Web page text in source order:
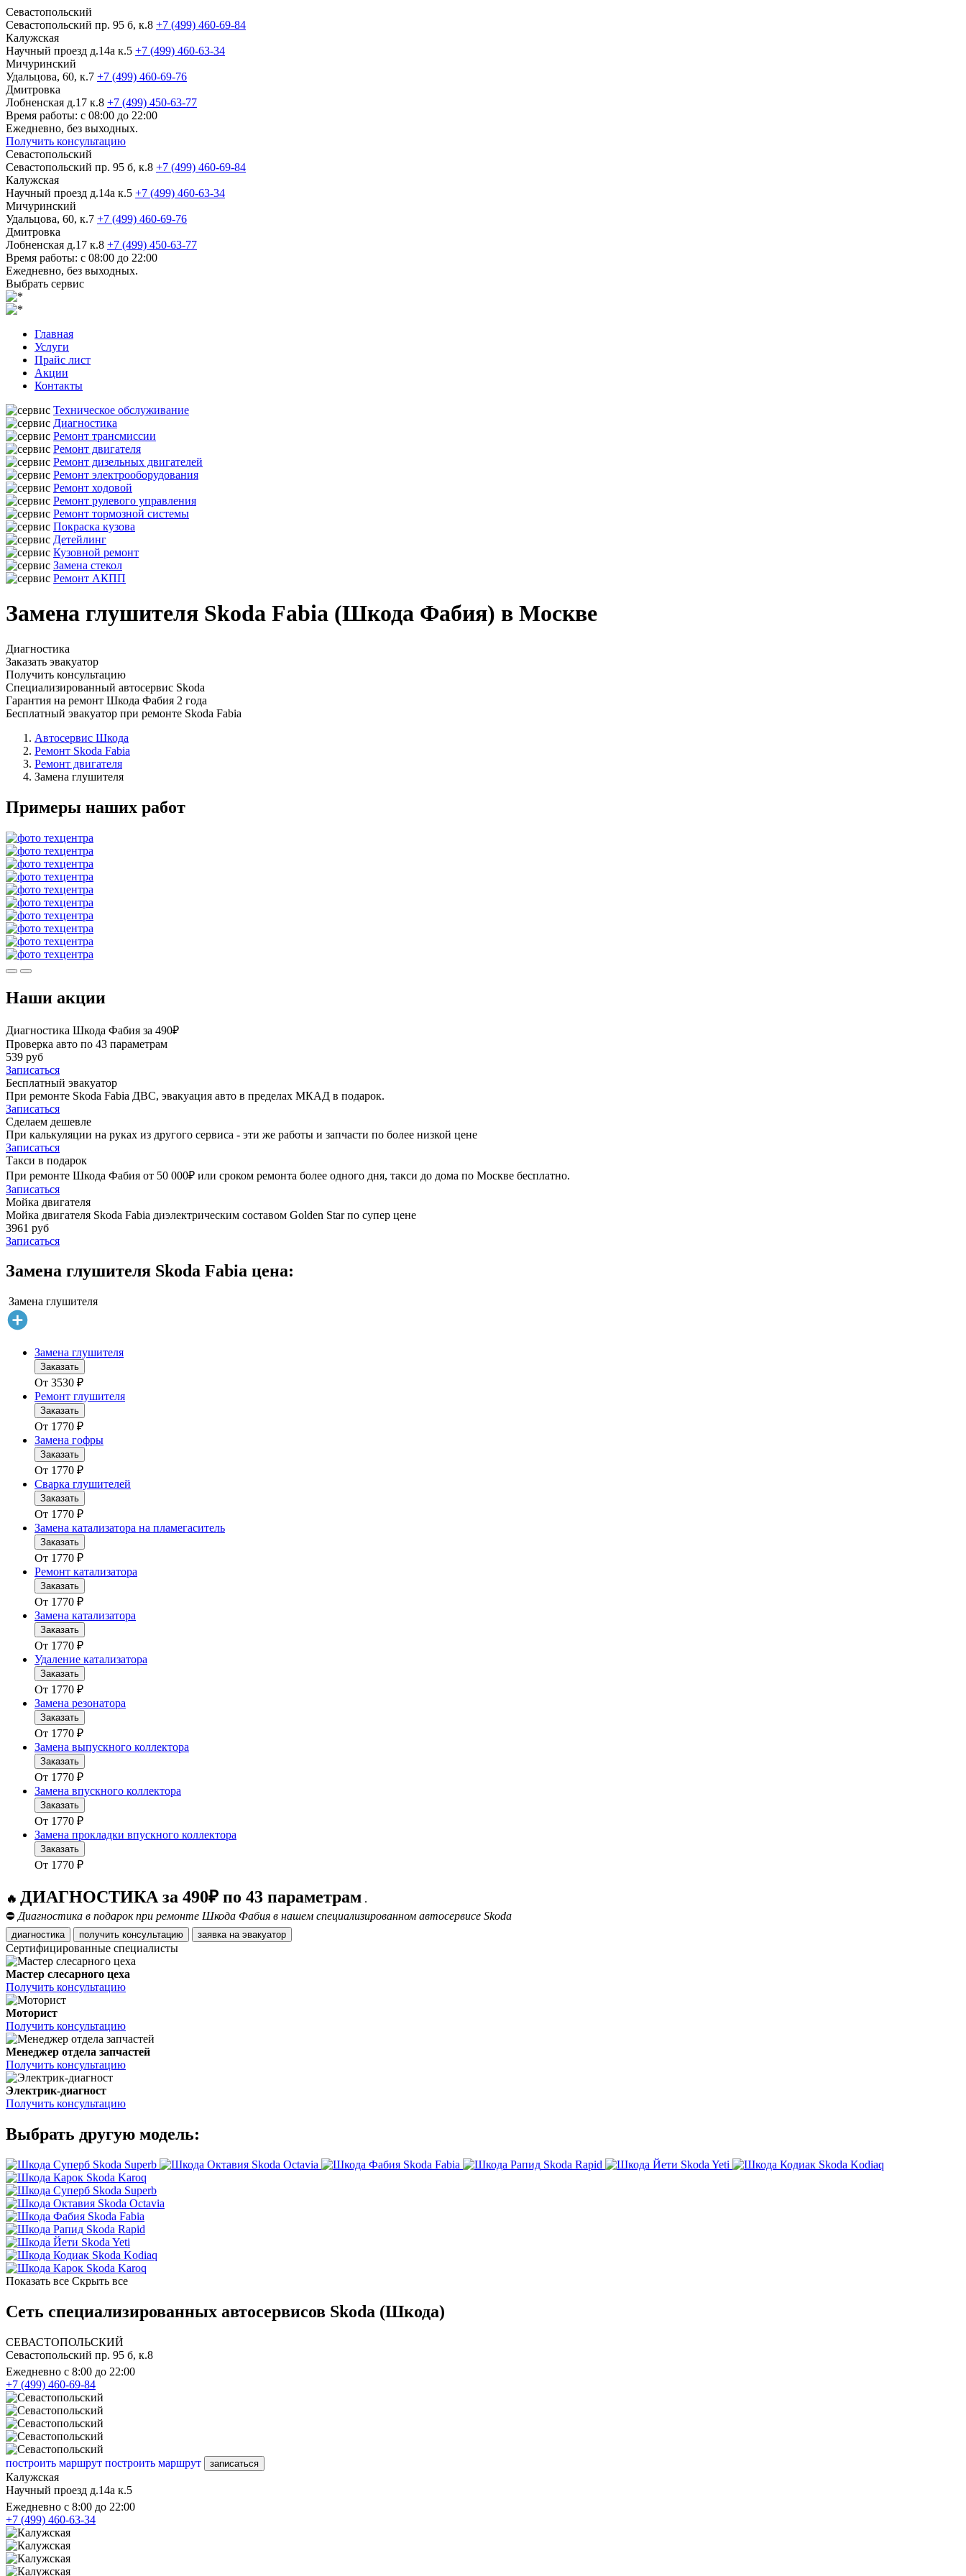
Севастопольский
Севастопольский пр. 95 б, к.8 +7 (499) 460-69-84
Калужская
Научный проезд д.14а к.5 +7 (499) 460-63-34
Мичуринский
Удальцова, 60, к.7 +7 (499) 460-69-76
Дмитровка
Лобненская д.17 к.8 +7 (499) 450-63-77
Время работы: с 08:00 до 22:00
Ежедневно, без выходных.
Получить консультацию
Севастопольский
Севастопольский пр. 95 б, к.8 +7 (499) 460-69-84
Калужская
Научный проезд д.14а к.5 +7 (499) 460-63-34
Мичуринский
Удальцова, 60, к.7 +7 (499) 460-69-76
Дмитровка
Лобненская д.17 к.8 +7 (499) 450-63-77
Время работы: с 08:00 до 22:00
Ежедневно, без выходных.
Выбрать сервис
Главная
Услуги
Прайс лист
Акции
Контакты
Техническое обслуживание
Диагностика
Ремонт трансмиссии
Ремонт двигателя
Ремонт дизельных двигателей
Ремонт электрооборудования
Ремонт ходовой
Ремонт рулевого управления
Ремонт тормозной системы
Покраска кузова
Детейлинг
Кузовной ремонт
Замена стекол
Ремонт АКПП
Замена глушителя Skoda Fabia (Шкода Фабия) в Москве
Диагностика
Заказать эвакуатор
Получить консультацию
Специализированный автосервис Skoda
Гарантия на ремонт Шкода Фабия 2 года
Бесплатный эвакуатор при ремонте Skoda Fabia
Автосервис Шкода
Ремонт Skoda Fabia
Ремонт двигателя
Замена глушителя
Примеры наших работ
Наши акции
Диагностика Шкода Фабия за 490₽
Проверка авто по 43 параметрам
539 руб
Записаться
Бесплатный эвакуатор
При ремонте Skoda Fabia ДВС, эвакуация авто в пределах МКАД в подарок.
Записаться
Сделаем дешевле
При калькуляции на руках из другого сервиса - эти же работы и запчасти по более низкой цене
Записаться
Такси в подарок
При ремонте Шкода Фабия от 50 000₽ или сроком ремонта более одного дня, такси до дома по Москве бесплатно.
Записаться
Мойка двигателя
Мойка двигателя Skoda Fabia диэлектрическим составом Golden Star по супер цене
3961 руб
Записаться
Замена глушителя Skoda Fabia цена:
Замена глушителя
Замена глушителя
Заказать
От 3530 ₽
Ремонт глушителя
Заказать
От 1770 ₽
Замена гофры
Заказать
От 1770 ₽
Сварка глушителей
Заказать
От 1770 ₽
Замена катализатора на пламегаситель
Заказать
От 1770 ₽
Ремонт катализатора
Заказать
От 1770 ₽
Замена катализатора
Заказать
От 1770 ₽
Удаление катализатора
Заказать
От 1770 ₽
Замена резонатора
Заказать
От 1770 ₽
Замена выпускного коллектора
Заказать
От 1770 ₽
Замена впускного коллектора
Заказать
От 1770 ₽
Замена прокладки впускного коллектора
Заказать
От 1770 ₽
🔥 ДИАГНОСТИКА за 490₽ по 43 параметрам .
⛔ Диагностика в подарок при ремонте Шкода Фабия в нашем специализированном автосервисе Skoda
диагностика получить консультацию заявка на эвакуатор
Сертифицированные специалисты
Мастер слесарного цеха
Получить консультацию
Моторист
Получить консультацию
Менеджер отдела запчастей
Получить консультацию
Электрик-диагност
Получить консультацию
Выбрать другую модель:
Skoda Superb Skoda Octavia Skoda Fabia Skoda Rapid Skoda Yeti
Skoda Kodiaq
Skoda Karoq
Skoda Superb
Skoda Octavia
Skoda Fabia
Skoda Rapid
Skoda Yeti
Skoda Kodiaq
Skoda Karoq
Показать все Скрыть все
Сеть специализированных автосервисов Skoda (Шкода)
СЕВАСТОПОЛЬСКИЙ
Севастопольский пр. 95 б, к.8
Ежедневно с 8:00 до 22:00
+7 (499) 460-69-84
построить маршрут построить маршрут записаться
Калужская
Научный проезд д.14а к.5
Ежедневно с 8:00 до 22:00
+7 (499) 460-63-34